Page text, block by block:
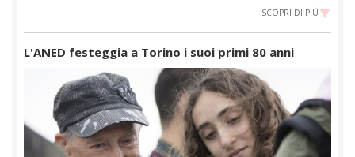
SCOPRI DI PIÙ
L'ANED festeggia a Torino i suoi primi 80 anni